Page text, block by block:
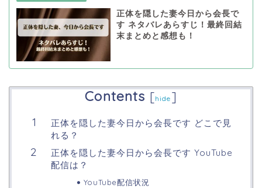
正体を隠した妻今日から会長で
す ネタバレあらすじ！最終回結
末まとめと感想も！
Contents [hide ]
正体を隠した妻今日から会長です どこで見
れる？
正体を隠した妻今日から会長です YouTube
配信は？
YouTube配信状況